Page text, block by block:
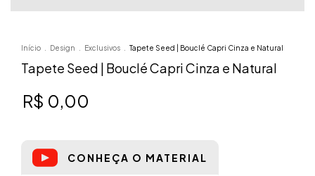
Início Design Exclusivos Tapete Seed | Bouclé Capri Cinza e Natural
Tapete Seed | Bouclé Capri Cinza e Natural
R$ 0,00
CONHEÇA O MATERIAL